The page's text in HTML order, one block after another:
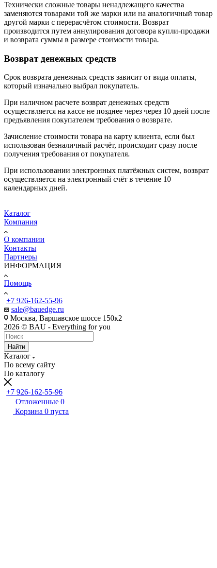
Технически сложные товары ненадлежащего качества
заменяются товарами той же марки или на аналогичный товар
другой марки с перерасчётом стоимости. Возврат
производится путем аннулирования договора купли-продажи
и возврата суммы в размере стоимости товара.
Возврат денежных средств
Срок возврата денежных средств зависит от вида оплаты,
который изначально выбрал покупатель.
При наличном расчете возврат денежных средств
осуществляется на кассе не позднее через через 10 дней после
предъявления покупателем требования о возврате.
Зачисление стоимости товара на карту клиента, если был
использован безналичный расчёт, происходит сразу после
получения требования от покупателя.
При использовании электронных платёжных систем, возврат
осуществляется на электронный счёт в течение 10
календарных дней.
Каталог
Компания
О компании
Контакты
Партнеры
ИНФОРМАЦИЯ
Помощь
+7 926-162-55-96
sale@bauedge.ru
Москва, Варшавское шоссе 150к2
2026 © BAU - Everything for you
Найти
Каталог
По всему сайту
По каталогу
+7 926-162-55-96
Отложенные 0
Корзина 0 пуста